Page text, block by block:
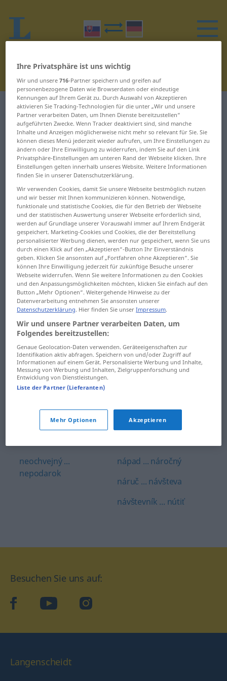
Slowakisch-Deutsch Wörterbuch N
Wörter auf Slowakisch, die mit N
beginnen
na ... nadbytok
nadbytočný ... nadutý
naduť ... nahnúť
nahor ... najviac
najímať ... namiesto
namietať ... napodobniť
napokon ... napísať
napĺňať ... nasledovať
naslepo ... natrhnúť
natrieť ... nazerať
nazmar ... nebezpečný
nedávno ... nemluvňa
neochvejný ...
nepodarok
nepoddajný ...
nepremokavý
neprestajný ...
neschopný
neskladný ... netušený
netvor ... nevídaný
nevýhodný ...
nezodpovedný
nezrovnalosť ...
nešťastie
nešťastný ... ničiť
ničomný ... novoročný
náchylný ... nájsť
nápad ... náročný
náruč ... návšteva
návštevník ... nútiť
Besuchen Sie uns auf:
facebookYouTube Instagram
Langenscheidt
Ihre Privatsphäre ist uns wichtig
Wir und unsere716-Partner speichern und greifen auf
personenbezogene Daten wie Browserdaten oder eindeutige
Kennungen auf Ihrem Gerät zu. Durch Auswahl von Akzeptieren
aktivieren Sie Tracking-Technologien für die unter „Wir und unsere
Partner verarbeiten Daten, um Ihnen Dienste bereitzustellen“
aufgeführten Zwecke. Wenn Tracker deaktiviert sind, sind manche
Inhalte und Anzeigen möglicherweise nicht mehr so relevant für Sie. Sie
können dieses Menü jederzeit wieder aufrufen, um Ihre Einstellungen zu
ändern oder Ihre Einwilligung zu widerrufen, indem Sie auf den Link
Privatsphäre-Einstellungen am unteren Rand der Webseite klicken. Ihre
Einstellungen gelten innerhalb unseres Website. Weitere Informationen
finden Sie in unserer Datenschutzerklärung.
Wir verwenden Cookies, damit Sie unsere Webseite bestmöglich nutzen
und wir besser mit Ihnen kommunizieren können. Notwendige,
funktionale und statistische Cookies, die für den Betrieb der Webseite
und der statistischen Auswertung unserer Webseite erforderlich sind,
werden auf Grundlage unserer Vorauswahl immer auf Ihrem Endgerät
gespeichert. Marketing-Cookies und Cookies, die der Bereitstellung
personalisierter Werbung dienen, werden nur gespeichert, wenn Sie uns
durch einen Klick auf den „Akzeptieren“-Button Ihr Einverständnis
geben. Klicken Sie ansonsten auf „Fortfahren ohne Akzeptieren“. Sie
können Ihre Einwilligung jederzeit für zukünftige Besuche unserer
Webseite widerrufen. Wenn Sie weitere Informationen zu den Cookies
und den Anpassungsmöglichkeiten möchten, klicken Sie einfach auf den
Button „Mehr Optionen“. Weitergehende Hinweise zu der
Datenverarbeitung entnehmen Sie ansonsten unserer
Datenschutzerklärung. Hier finden Sie unserImpressum.
Wir und unsere Partner verarbeiten Daten, um
Folgendes bereitzustellen:
Genaue Geolocation-Daten verwenden. Geräteeigenschaften zur
Identifikation aktiv abfragen. Speichern von und/oder Zugriff auf
Informationen auf einem Gerät. Personalisierte Werbung und Inhalte,
Messung von Werbung und Inhalten, Zielgruppenforschung und
Entwicklung von Dienstleistungen.
Liste der Partner (Lieferanten)
Mehr Optionen Akzeptieren